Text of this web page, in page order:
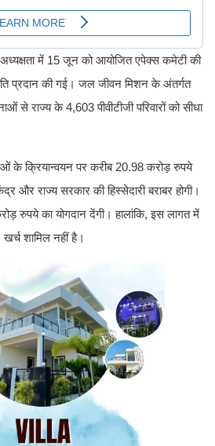
में 15 जून को आयोजित एपेक्स कमेटी की
प्रदान की गई। जल जीवन मिशन के अंतर्गत
से राज्य के 4,603 पीवीटीजी परिवारों को सीधा
के क्रियान्वयन पर करीब 20.98 करोड़ रुपये
और राज्य सरकार की हिस्सेदारी बराबर होगी।
रुपये का योगदान देंगी। हालांकि, इस लागत में
शामिल नहीं है।